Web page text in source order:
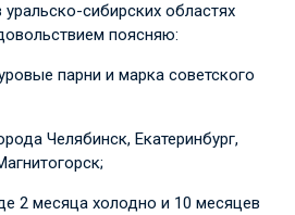
сибирских областях
поясняю:
парни и марка советского
Челябинск, Екатеринбург,
2 месяца холодно и 10 месяцев